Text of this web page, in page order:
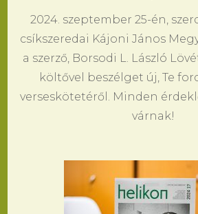
2024. szeptember 25-én,
csíkszeredai Kájoni János
a szerző, Borsodi L. László
költővel beszélget új, Te
verseskötetéről. Minden
várnak!